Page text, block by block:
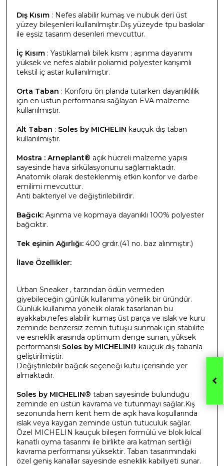
Dış Kısım : Nefes alabilir kumaş ve nubuk deri üst
yüzey bileşenleri kullanılmıştır.Dış yüzeyde tpu baskılar
ile eşsiz tasarım desenleri mevcuttur.
İç Kısım : Yastıklamalı bilek kısmı ; aşınma dayanımı
yüksek ve nefes alabilir poliamid polyester karışımlı
tekstil iç astar kullanılmıştır.
Orta Taban : Konforu ön planda tutarken dayanıklılık
için en üstün performansı sağlayan EVA malzeme
kullanılmıştır.
Alt Taban : Soles by MICHELIN kauçuk dış taban
kullanılmıştır.
Mostra : Arneplant® açık hücreli malzeme yapısı
sayesinde hava sirkülasyonunu sağlamaktadır.
Anatomik olarak desteklenmiş etkin konfor ve darbe
emilimi mevcuttur.
Anti bakteriyel ve değiştirilebilirdir.
Bağcık: Aşınma ve kopmaya dayanıklı 100% polyester
bağcıktır.
Tek eşinin Ağırlığı: 400 grdır.(41 no. baz alınmıştır.)
İlave Özellikler:
Urban Sneaker , tarzından ödün vermeden
giyebileceğin günlük kullanıma yönelik bir üründür.
Günlük kullanıma yönelik olarak tasarlanan bu
ayakkabı,nefes alabilir kumaş üst parça ve ıslak ve kuru
zeminde benzersiz zemin tutuşu sunmak için stabilite
ve esneklik arasında optimum denge sunan, yüksek
performanslı Soles by MICHELIN® kauçuk dış tabanla
geliştirilmiştir.
Değiştirilebilir bağcık seçeneği kutu içerisinde yer
almaktadır.
Soles by MICHELIN® taban sayesinde bulunduğu
zeminde en üstün kavrama ve tutunmayı sağlar.Kış
sezonunda hem kent hem de açık hava koşullarında
ıslak veya kaygan zeminde üstün tutuculuk sağlar.
Özel MICHELIN kauçuk bileşen formülü ve blok kılcal
kanatlı oyma tasarımı ile birlikte ara katman sertliği
kavrama performansı yüksektir. Taban tasarımındaki
özel geniş kanallar sayesinde esneklik kabiliyeti sunar.